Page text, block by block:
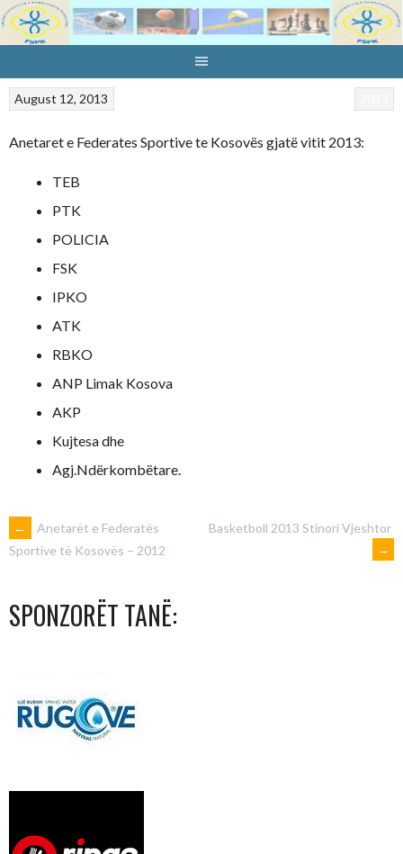
Skip
to
August 12, 2013
Anetaret e Federates Sportive te Kosovës gjatë vitit 2013:
TEB
PTK
POLICIA
FSK
IPKO
ATK
RBKO
ANP Limak Kosova
AKP
Kujtesa dhe
Agj.Ndërkombëtare.
POST
NAVIGATION
←
Anetarët e Federatës
Sportive të Kosovës – 2012
Basketboll 2013 Stinori Vjeshtor
→
SPONZORËT TANË: